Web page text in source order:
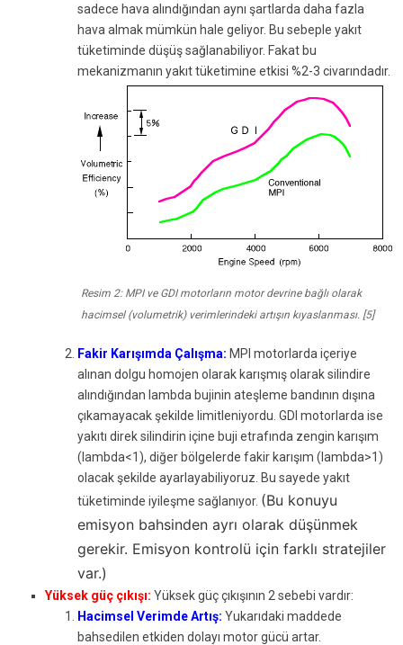
sadece hava alındığından aynı şartlarda daha fazla
hava almak mümkün hale geliyor. Bu sebeple yakıt
tüketiminde düşüş sağlanabiliyor. Fakat bu
mekanizmanın yakıt tüketimine etkisi %2-3 civarındadır.
Resim 2: MPI ve GDI motorların motor devrine bağlı olarak
hacimsel (volumetrik) verimlerindeki artışın kıyaslanması. [5]
Fakir Karışımda Çalışma: MPI motorlarda içeriye
alınan dolgu homojen olarak karışmış olarak silindire
alındığından lambda bujinin ateşleme bandının dışına
çıkamayacak şekilde limitleniyordu. GDI motorlarda ise
yakıtı direk silindirin içine buji etrafında zengin karışım
(lambda<1), diğer bölgelerde fakir karışım (lambda>1)
olacak şekilde ayarlayabiliyoruz. Bu sayede yakıt
tüketiminde iyileşme sağlanıyor. (Bu konuyu
emisyon bahsinden ayrı olarak düşünmek
gerekir. Emisyon kontrolü için farklı stratejiler
var.)
Yüksek güç çıkışı: Yüksek güç çıkışının 2 sebebi vardır:
Hacimsel Verimde Artış: Yukarıdaki maddede
bahsedilen etkiden dolayı motor gücü artar.